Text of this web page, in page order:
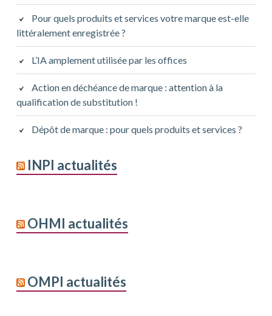
Pour quels produits et services votre marque est-elle
littéralement enregistrée ?
L’IA amplement utilisée par les offices
Action en déchéance de marque : attention à la
qualification de substitution !
Dépôt de marque : pour quels produits et services ?
INPI actualités
OHMI actualités
OMPI actualités